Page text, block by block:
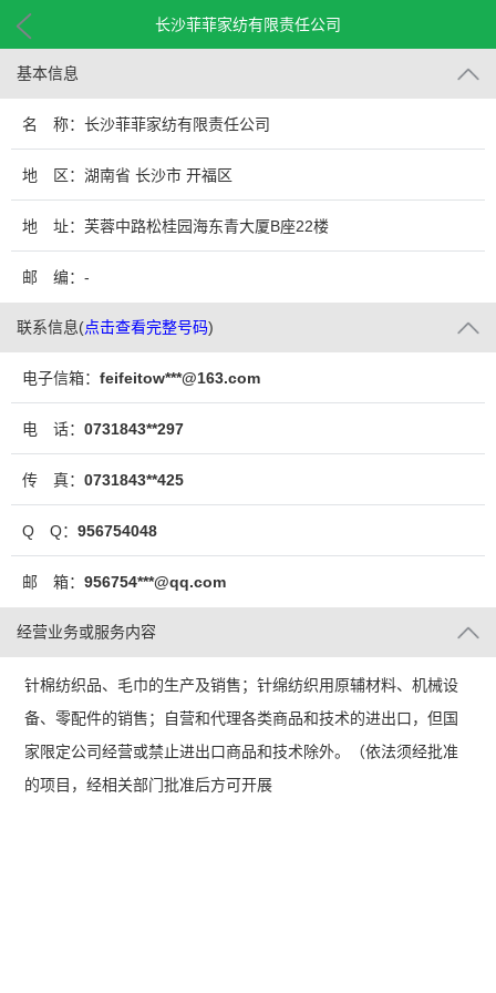
长沙菲菲家纺有限责任公司
基本信息
名 称：长沙菲菲家纺有限责任公司
地 区：湖南省 长沙市 开福区
地 址：芙蓉中路松桂园海东青大厦B座22楼
邮 编：-
联系信息(点击查看完整号码)
电子信箱： feifeitow***@163.com
电 话： 0731843**297
传 真： 0731843**425
Q Q： 956754048
邮 箱： 956754***@qq.com
经营业务或服务内容
针棉纺织品、毛巾的生产及销售；针绵纺织用原辅材料、机械设
备、零配件的销售；自营和代理各类商品和技术的进出口，但国
家限定公司经营或禁止进出口商品和技术除外。（依法须经批准
的项目，经相关部门批准后方可开展